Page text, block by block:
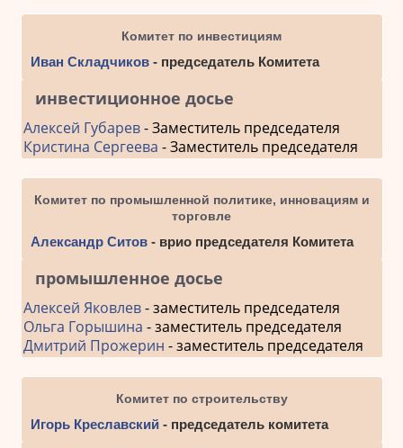
Комитет по инвестициям
Иван Складчиков- председатель Комитета
инвестиционное досье
Алексей Губарев- Заместитель председателя
Кристина Сергеева - Заместитель председателя
Комитет по промышленной политике, инновациям и
торговле
Александр Ситов- врио председателя Комитета
промышленное досье
Алексей Яковлев- заместитель председателя
Ольга Горышина - заместитель председателя
Дмитрий Прожерин - заместитель председателя
Комитет по строительству
Игорь Креславский - председатель комитета